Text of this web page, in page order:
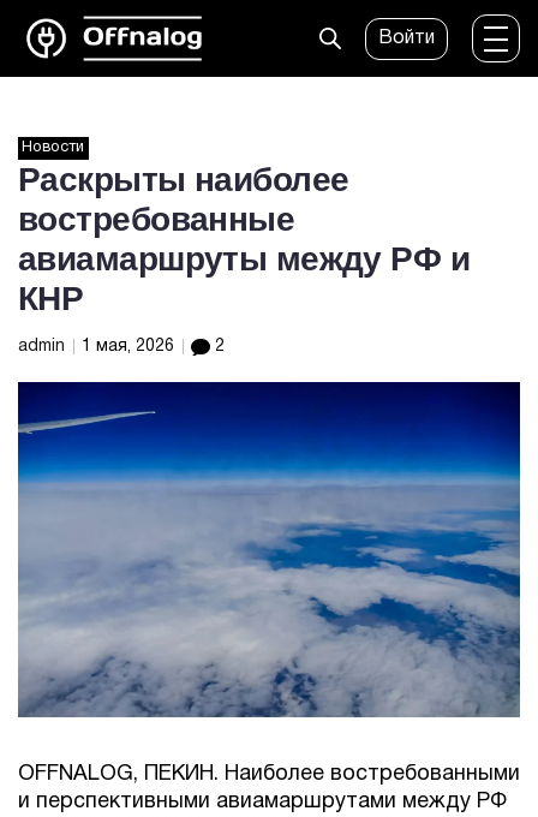
Войти
Новости
Раскрыты наиболее
востребованные
авиамаршруты между РФ и
КНР
admin 1 мая, 2026 2
OFFNALOG, ПЕКИН. Наиболее востребованными
и перспективными авиамаршрутами между РФ